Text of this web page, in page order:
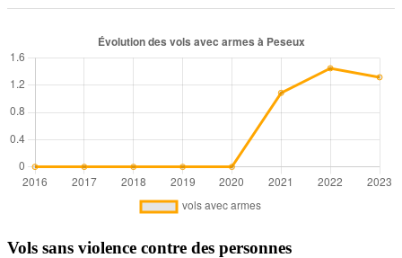
Vols sans violence contre des personnes